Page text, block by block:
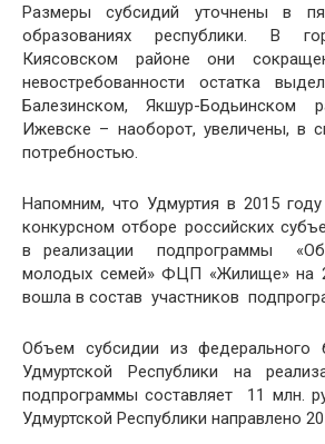
Размеры субсидий уточнены в
образованиях республики. В
Киясовском районе они
невостребованности остатка
Балезинском, Якшур-Бодьинском
Ижевске – наоборот, увеличены, в
потребностью.
Напомним, что Удмуртия в 2015 году
конкурсном отборе российских
в реализации подпрограммы
молодых семей» ФЦП «Жилище» на
вошла в состав участников
Объем субсидии из
Удмуртской Республики на
подпрограммы составляет 11 млн.
Удмуртской Республики направлено